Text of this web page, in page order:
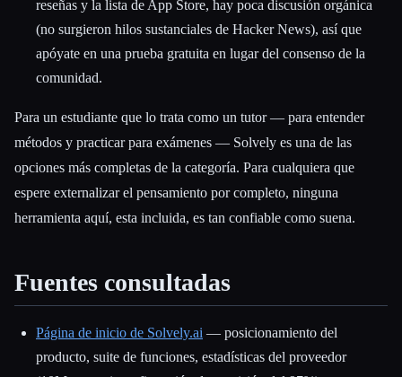
reseñas y la lista de App Store, hay poca discusión orgánica
(no surgieron hilos sustanciales de Hacker News), así que
apóyate en una prueba gratuita en lugar del consenso de la
comunidad.
Para un estudiante que lo trata como un tutor — para entender
métodos y practicar para exámenes — Solvely es una de las
opciones más completas de la categoría. Para cualquiera que
espere externalizar el pensamiento por completo, ninguna
herramienta aquí, esta incluida, es tan confiable como suena.
Fuentes consultadas
Página de inicio de Solvely.ai — posicionamiento del
producto, suite de funciones, estadísticas del proveedor